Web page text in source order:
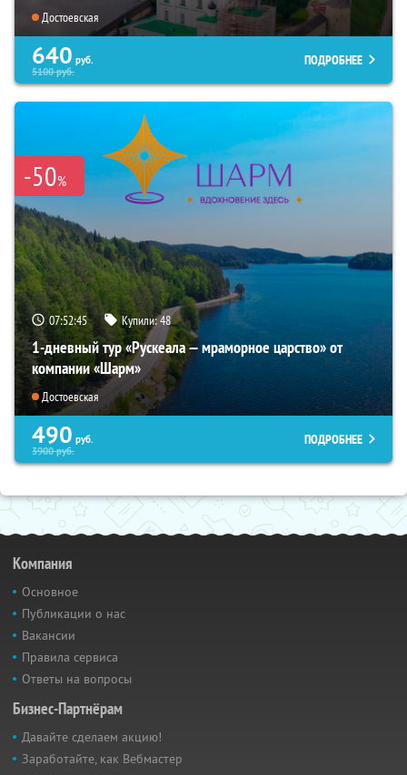
Достоевская
640 руб.
5100руб.
ПОДРОБНЕЕ
-50%
07:52:44 Купили:48
1-дневный тур «Рускеала — мраморное царство» от
компании «Шарм»
Достоевская
490 руб.
3900руб.
ПОДРОБНЕЕ
Компания
Основное
Публикации о нас
Вакансии
Правила сервиса
Ответы на вопросы
Бизнес-Партнёрам
Давайте сделаем акцию!
Заработайте, как Вебмастер